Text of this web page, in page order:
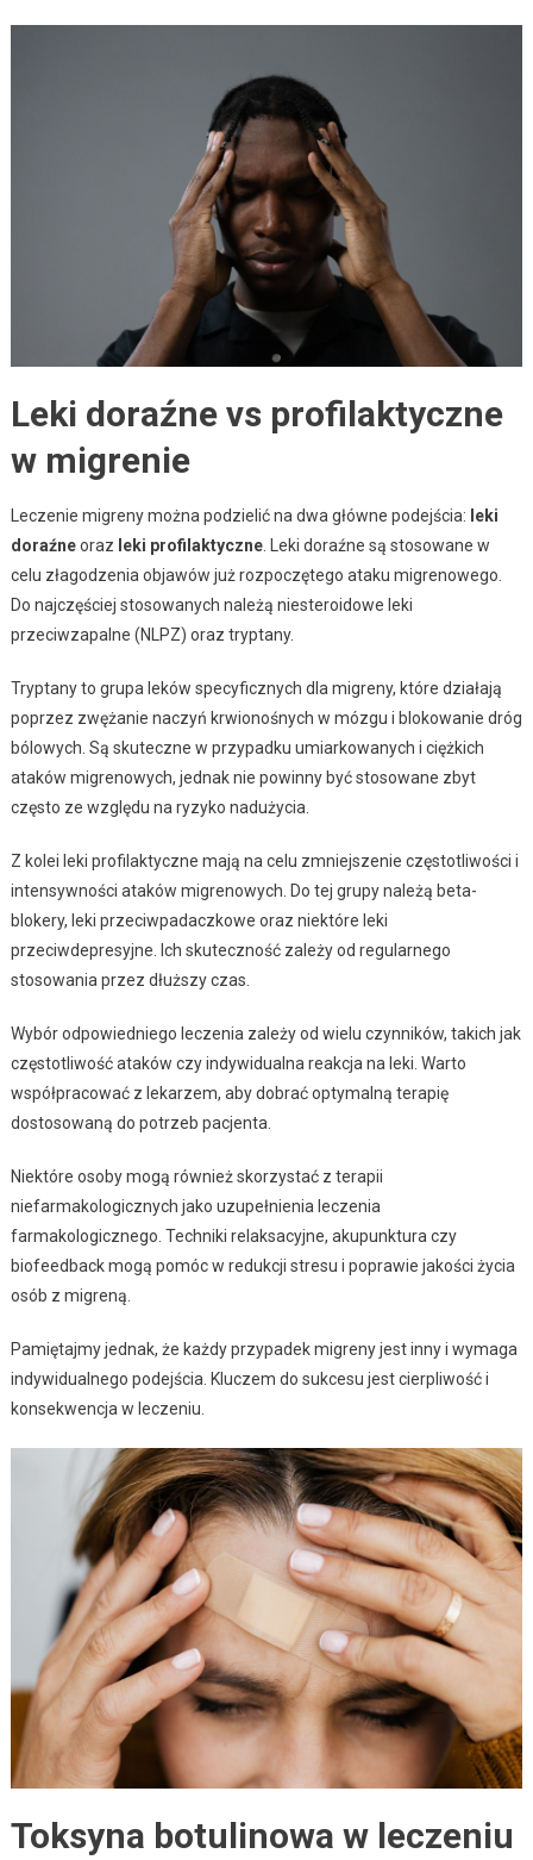
Leki doraźne vs profilaktyczne
w migrenie
Leczenie migreny można podzielić na dwa główne podejścia: leki
doraźneoraz leki profilaktyczne. Leki doraźne są stosowane w
celu złagodzenia objawów już rozpoczętego ataku migrenowego.
Do najczęściej stosowanych należą niesteroidowe leki
przeciwzapalne (NLPZ) oraz tryptany.
Tryptany to grupa leków specyficznych dla migreny, które działają
poprzez zwężanie naczyń krwionośnych w mózgu i blokowanie dróg
bólowych. Są skuteczne w przypadku umiarkowanych i ciężkich
ataków migrenowych, jednak nie powinny być stosowane zbyt
często ze względu na ryzyko nadużycia.
Z kolei leki profilaktyczne mają na celu zmniejszenie częstotliwości i
intensywności ataków migrenowych. Do tej grupy należą beta-
blokery, leki przeciwpadaczkowe oraz niektóre leki
przeciwdepresyjne. Ich skuteczność zależy od regularnego
stosowania przez dłuższy czas.
Wybór odpowiedniego leczenia zależy od wielu czynników, takich jak
częstotliwość ataków czy indywidualna reakcja na leki. Warto
współpracować z lekarzem, aby dobrać optymalną terapię
dostosowaną do potrzeb pacjenta.
Niektóre osoby mogą również skorzystać z terapii
niefarmakologicznych jako uzupełnienia leczenia
farmakologicznego. Techniki relaksacyjne, akupunktura czy
biofeedback mogą pomóc w redukcji stresu i poprawie jakości życia
osób z migreną.
Pamiętajmy jednak, że każdy przypadek migreny jest inny i wymaga
indywidualnego podejścia. Kluczem do sukcesu jest cierpliwość i
konsekwencja w leczeniu.
Toksyna botulinowa w leczeniu